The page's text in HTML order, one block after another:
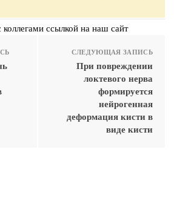
коллегами ссылкой на наш сайт
СЛЕДУЮЩАЯ ЗАПИСЬ
При повреждении
локтевого нерва
формируется
нейрогенная
деформация кисти в
виде кисти